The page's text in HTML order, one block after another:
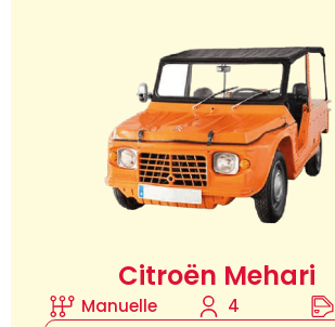
Citroën Mehari
Manuelle 4